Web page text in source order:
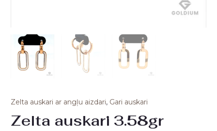
Zelta auskari ar angļu aizdari, Gari auskari
Zelta auskari 3.58gr